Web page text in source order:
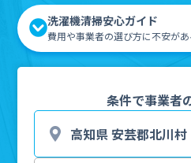
洗濯機清掃安心ガイド
費用や事業者の選び方に不安が
条件で事業者